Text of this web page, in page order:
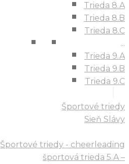
Trieda 8.A
Trieda 8.B
Trieda 8.C
...
Trieda 9.A
Trieda 9.B
Trieda 9.C
Športové triedy
Sieň Slávy
Športové triedy - cheerleading
športová trieda 5.A –